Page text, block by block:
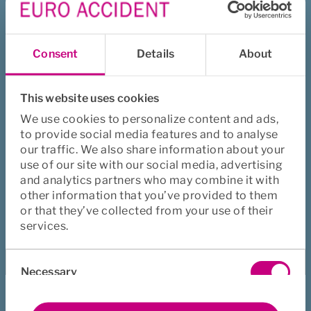
Consent Details About
This website uses cookies
We use cookies to personalize content and ads,
to provide social media features and to analyse
our traffic. We also share information about your
use of our site with our social media, advertising
and analytics partners who may combine it with
other information that you’ve provided to them
or that they’ve collected from your use of their
services.
Selection
Necessary
December November Oktober
Maj
2021
December November Oktober
September Augusti Juni
Mars
2020